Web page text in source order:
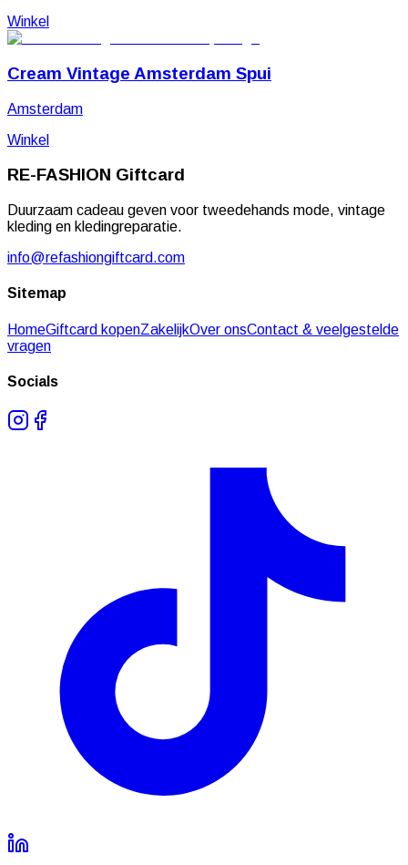
Winkel
Cream Vintage Amsterdam Spui
Amsterdam
Winkel
RE-FASHION Giftcard
Duurzaam cadeau geven voor tweedehands mode, vintage
kleding en kledingreparatie.
info@refashiongiftcard.com
Sitemap
HomeGiftcard kopenZakelijkOver onsContact & veelgestelde
vragen
Socials